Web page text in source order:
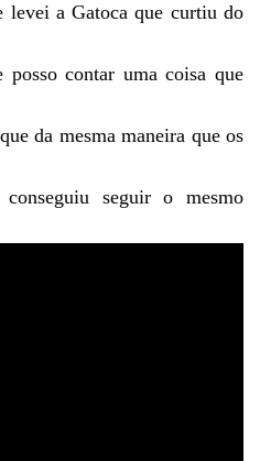
levei a Gatoca que curtiu do
posso contar uma coisa que
da mesma maneira que os
seguir o mesmo